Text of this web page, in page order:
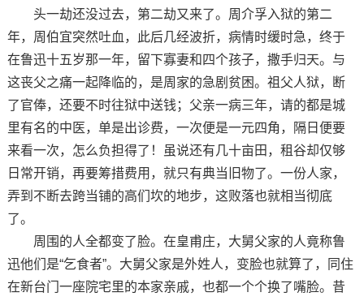
头一劫还没过去，第二劫又来了。周介孚入狱的第二
年，周伯宜突然吐血，此后几经波折，病情时缓时急，终于
在鲁迅十五岁那一年，留下寡妻和四个孩子，撒手归天。与
这丧父之痛一起降临的，是周家的急剧贫困。祖父人狱，断
了官俸，还要不时往狱中送钱；父亲一病三年，请的都是城
里有名的中医，单是出诊费，一次便是一元四角，隔日便要
来看一次，怎么负担得了！虽说还有几十亩田，租谷却仅够
日常开销，再要筹措费用，就只有典当旧物了。一份人家，
弄到不断去跨当铺的高们坎的地步，这败落也就相当彻底
了。
周围的人全都变了脸。在皇甫庄，大舅父家的人竟称鲁
迅他们是“乞食者”。大舅父家是外姓人，变脸也就算了，同住
在新台门一座院宅里的本家亲戚，也都一个个换了嘴脸。昔